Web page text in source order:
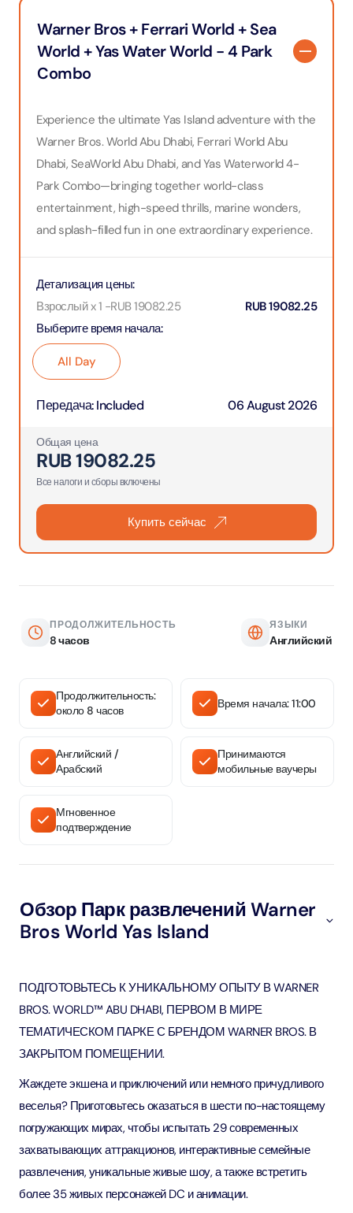
Warner Bros + Ferrari World + Sea
World + Yas Water World - 4 Park
Combo
Experience the ultimate Yas Island adventure with the
Warner Bros. World Abu Dhabi, Ferrari World Abu
Dhabi, SeaWorld Abu Dhabi, and Yas Waterworld 4-
Park Combo—bringing together world-class
entertainment, high-speed thrills, marine wonders,
and splash-filled fun in one extraordinary experience.
Выберите время начала:
All Day
Детализация цены:
Взрослый x 1 -RUB19082.25 RUB19082.25
Передача:Included 06 August 2026
Общая цена
RUB19082.25
Все налоги и сборы включены
Купить сейчас
ПРОДОЛЖИТЕЛЬНОСТЬ
8 часов
ЯЗЫКИ
Английский
Продолжительность:
около 8 часов
Время начала: 11:00
Английский /
Арабский
Принимаются
мобильные ваучеры
Мгновенное
подтверждение
Обзор Парк развлечений Warner
Bros World Yas Island
ПОДГОТОВЬТЕСЬ К УНИКАЛЬНОМУ ОПЫТУ В WARNER
BROS. WORLD™ ABU DHABI, ПЕРВОМ В МИРЕ
ТЕМАТИЧЕСКОМ ПАРКЕ С БРЕНДОМ WARNER BROS. В
ЗАКРЫТОМ ПОМЕЩЕНИИ.
Жаждете экшена и приключений или немного причудливого
веселья? Приготовьтесь оказаться в шести по-настоящему
погружающих мирах, чтобы испытать 29 современных
захватывающих аттракционов, интерактивные семейные
развлечения, уникальные живые шоу, а также встретить
более 35 живых персонажей DC и анимации.